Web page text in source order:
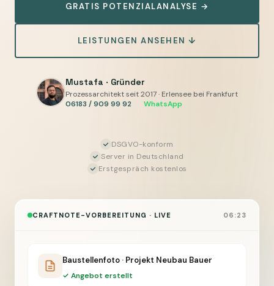
Baustellenkommunikation,
Fotos
und
Notizen
und
Projektmappe
Sie
geben
frei
GRATIS POTENZIALANALYSE →
LEISTUNGEN ANSEHEN ↓
Mustafa · Gründer
Prozessarchitekt seit 2017 · Erlensee bei Frankfurt
06183 / 909 99 92
WhatsApp
DSGVO-konform
Server in Deutschland
Erstgespräch kostenlos
CRAFTNOTE-VORBEREITUNG · LIVE 06:23
Baustellenfoto · Projekt Neubau Bauer
✓ Angebot erstellt